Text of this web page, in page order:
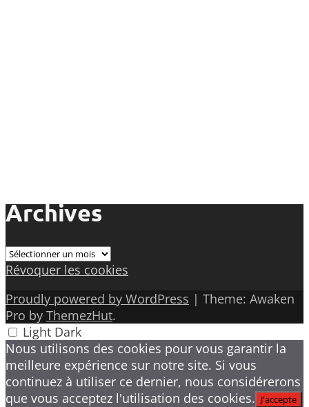
Archives
Archives
Révoquer les cookies
Proudly powered by WordPress | Theme: Awaken
Pro by ThemezHut.
Light Dark
Nous utilisons des cookies pour vous garantir la
meilleure expérience sur notre site. Si vous
continuez à utiliser ce dernier, nous considérerons
que vous acceptez l'utilisation des cookies. J'accepte